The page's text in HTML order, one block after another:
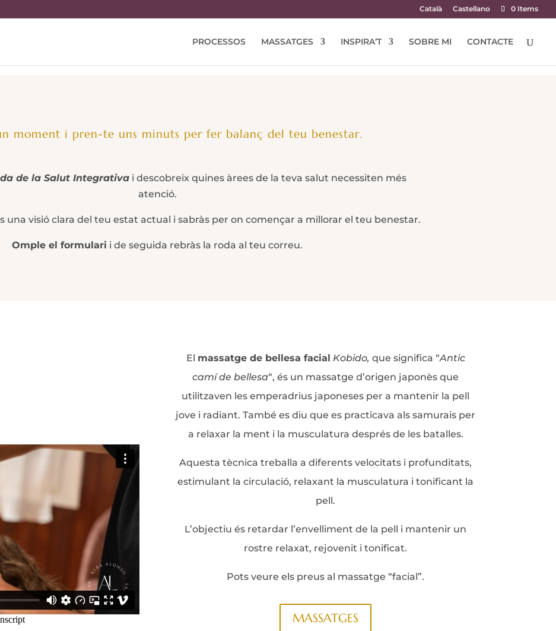
Català Castellano 0 Items
PROCESSOS MASSATGES INSPIRA’T SOBRE MI CONTACTE
moment i pren-te uns minuts per fer balanç del teu benestar.
de la Salut Integrativai descobreix quines àrees de la teva salut necessiten més
atenció.
una visió clara del teu estat actual i sabràs per on començar a millorar el teu benestar.
Omple el formulari i de seguida rebràs la roda al teu correu.
El massatge de bellesa facial Kobido, que significa “Antic
camí de bellesa“, és un massatge d’origen japonès que
utilitzaven les emperadrius japoneses per a mantenir la pell
jove i radiant. També es diu que es practicava als samurais per
a relaxar la ment i la musculatura després de les batalles.
Aquesta tècnica treballa a diferents velocitats i profunditats,
estimulant la circulació, relaxant la musculatura i tonificant la
pell.
L’objectiu és retardar l’envelliment de la pell i mantenir un
rostre relaxat, rejovenit i tonificat.
Pots veure els preus al massatge “facial”.
MASSATGES